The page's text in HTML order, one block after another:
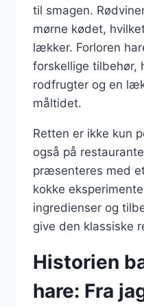
til smagen.
mørne kødet,
lækker. Forloren
forskellige tilbehør,
rodfrugter og en
måltidet.
Retten er ikke kun
også på
præsenteres med
kokke
ingredienser og
give den klassiske
Historien
hare: Fra